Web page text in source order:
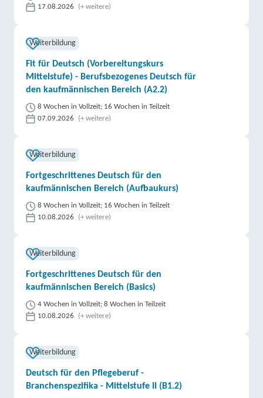
17.08.2026
(+ weitere)
Weiterbildung
Fit für Deutsch (Vorbereitungskurs
Mittelstufe) - Berufsbezogenes Deutsch für
den kaufmännischen Bereich (A2.2)
8 Wochen in Vollzeit; 16 Wochen in Teilzeit
07.09.2026
(+ weitere)
Weiterbildung
Fortgeschrittenes Deutsch für den
kaufmännischen Bereich (Aufbaukurs)
8 Wochen in Vollzeit; 16 Wochen in Teilzeit
10.08.2026
(+ weitere)
Weiterbildung
Fortgeschrittenes Deutsch für den
kaufmännischen Bereich (Basics)
4 Wochen in Vollzeit; 8 Wochen in Teilzeit
10.08.2026
(+ weitere)
Weiterbildung
Deutsch für den Pflegeberuf -
Branchenspezifika - Mittelstufe II (B1.2)